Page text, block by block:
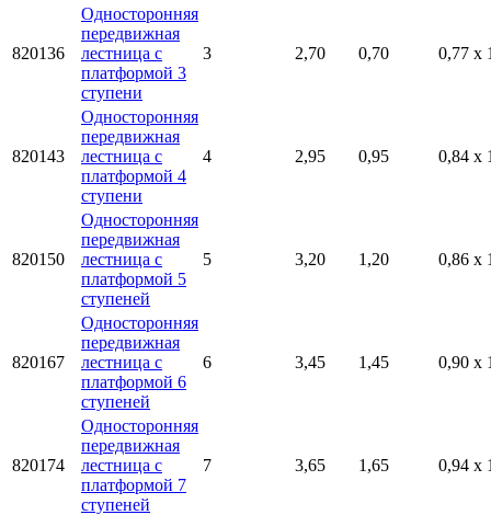
820136
Односторонняя
передвижная
лестница с
платформой 3
ступени
3 2,70 0,70 0,77 x
820143
Односторонняя
передвижная
лестница с
платформой 4
ступени
4 2,95 0,95 0,84 x
820150
Односторонняя
передвижная
лестница с
платформой 5
ступеней
5 3,20 1,20 0,86 x
820167
Односторонняя
передвижная
лестница с
платформой 6
ступеней
6 3,45 1,45 0,90 x
820174
Односторонняя
передвижная
лестница с
платформой 7
ступеней
7 3,65 1,65 0,94 x